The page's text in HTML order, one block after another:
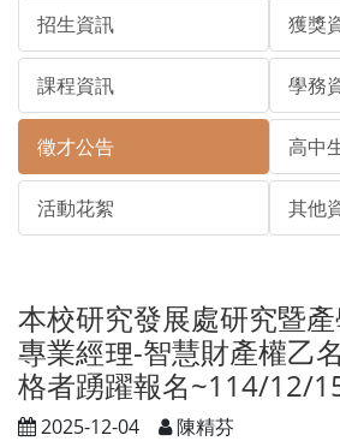
招生資訊 獲獎
課程資訊 學務
徵才公告 高中
活動花絮 其他
本校研究發展處研究暨
專業經理-智慧財產權乙
格者踴躍報名~114/12/
2025-12-04 陳精芬